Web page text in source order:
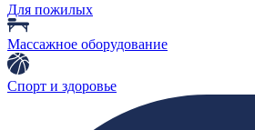
Для пожилых
Массажное оборудование
Спорт и здоровье